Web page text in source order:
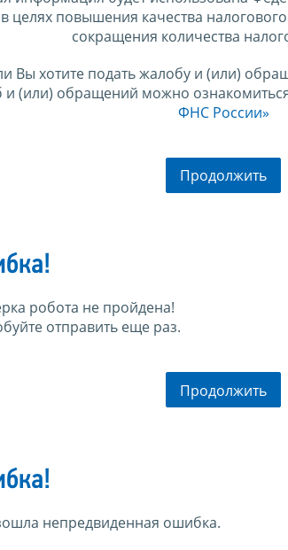
в целях повышения качества
сокращения количества
Вы хотите подать жалобу и (или)
и (или) обращений можно
ФНС России»
Продолжить
робота не пройдена!
отправить еще раз.
Продолжить
непредвиденная ошибка.